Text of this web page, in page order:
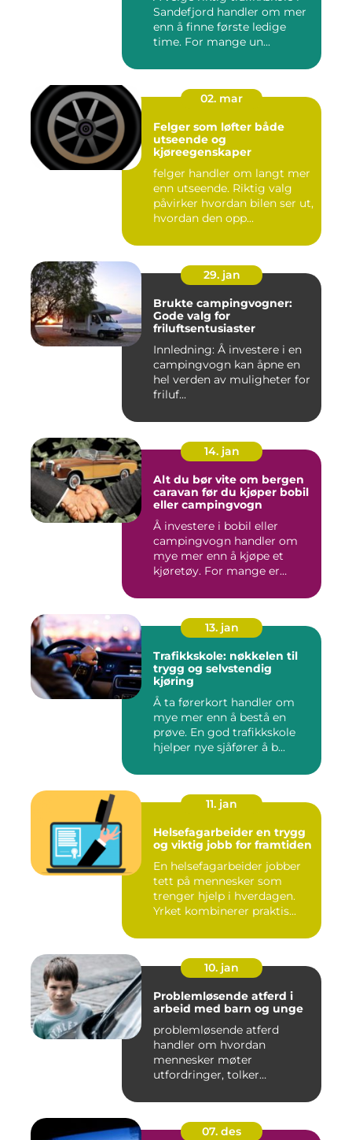
Sandefjord handler om mer
enn å finne første ledige
time. For mange un...
02. mar
Felger som løfter både
utseende og
kjøreegenskaper
felger handler om langt mer
enn utseende. Riktig valg
påvirker hvordan bilen ser ut,
hvordan den opp...
29. jan
Brukte campingvogner:
Gode valg for
friluftsentusiaster
Innledning: Å investere i en
campingvogn kan åpne en
hel verden av muligheter for
friluf...
14. jan
Alt du bør vite om bergen
caravan før du kjøper bobil
eller campingvogn
Å investere i bobil eller
campingvogn handler om
mye mer enn å kjøpe et
kjøretøy. For mange er
13. jan
Trafikkskole: nøkkelen til
trygg og selvstendig
kjøring
Å ta førerkort handler om
mye mer enn å bestå en
prøve. En god trafikkskole
hjelper nye sjåfører å b...
11. jan
Helsefagarbeider en trygg
og viktig jobb for framtiden
En helsefagarbeider jobber
tett på mennesker som
trenger hjelp i hverdagen.
Yrket kombinerer praktis...
10. jan
Problemløsende atferd i
arbeid med barn og unge
problemløsende atferd
handler om hvordan
mennesker møter
utfordringer, tolker
07. des